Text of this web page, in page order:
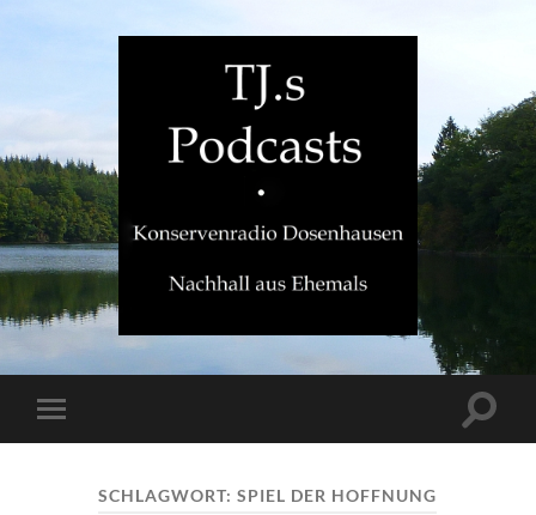
TJ.s
Mobile-
Menü
SCHLAGWORT:SPIEL DER HOFFNUNG